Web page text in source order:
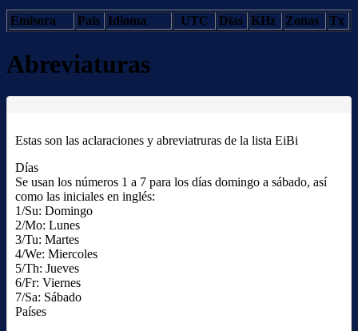
Emisora País Idioma UTC Días KHz Zonas Tx
Abreviaturas
Estas son las aclaraciones y abreviatruras de la lista EiBi
Días
Se usan los números 1 a 7 para los días domingo a sábado, así
como las iniciales en inglés:
1/Su: Domingo
2/Mo: Lunes
3/Tu: Martes
4/We: Miercoles
5/Th: Jueves
6/Fr: Viernes
7/Sa: Sábado
Países